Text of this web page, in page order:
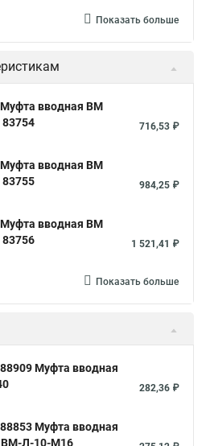
Показать больше
вводная ВМ
83754
716,53 ₽
вводная ВМ
83755
984,25 ₽
вводная ВМ
83756
1 521,41 ₽
Показать больше
Муфта вводная
282,36 ₽
Муфта вводная
ВМ-Л-10-М16